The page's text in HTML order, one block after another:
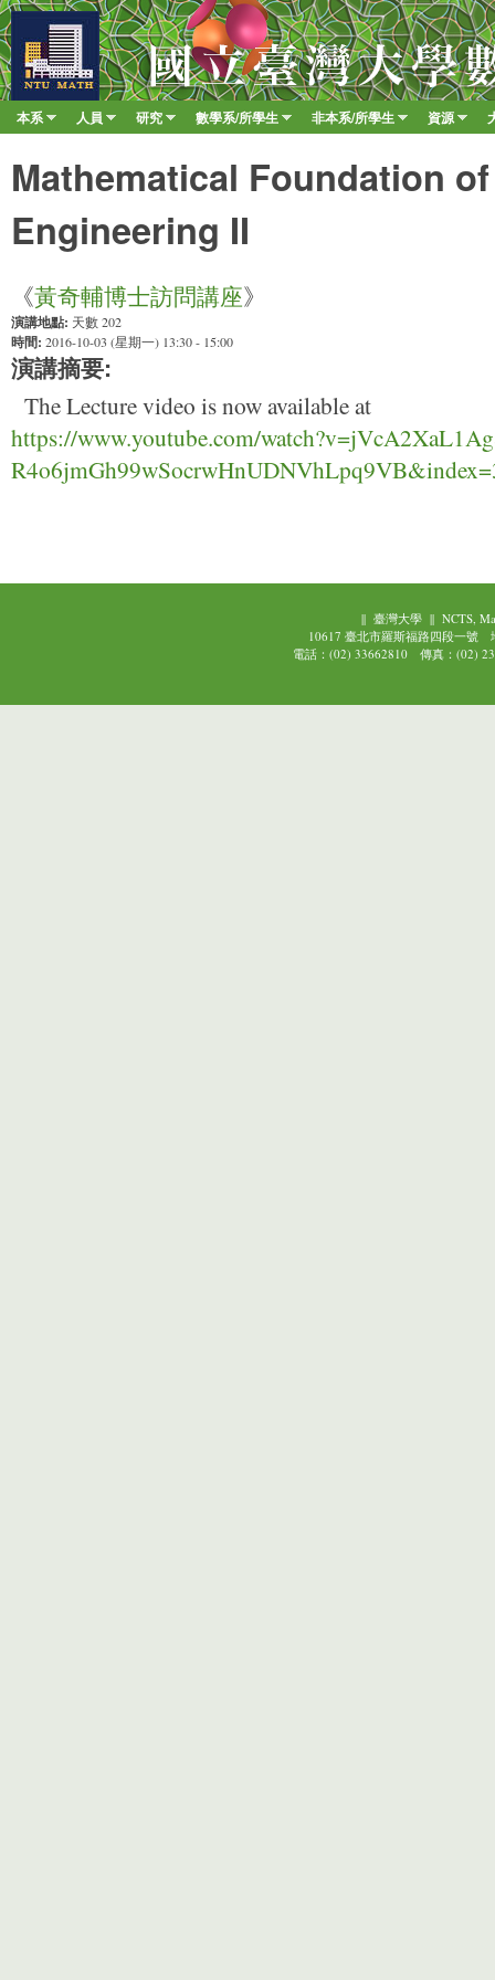
移至
臺
大
數
學
系
Main menu
本系 人員 研究 數學系/所學生 非本系/所學生 資源
Mathematical Foundation
Engineering II
《黃奇輔博士訪問講座》
演講地點: 天數 202
時間: 2016-10-03 (星期一) 13:30 - 15:00
演講摘要:
The Lecture video is now available at
https://www.youtube.com/
|| 臺灣大學|| NCTS,
10617 臺北市羅斯福路四段一號
電話：(02) 33662810 傳真：(02)